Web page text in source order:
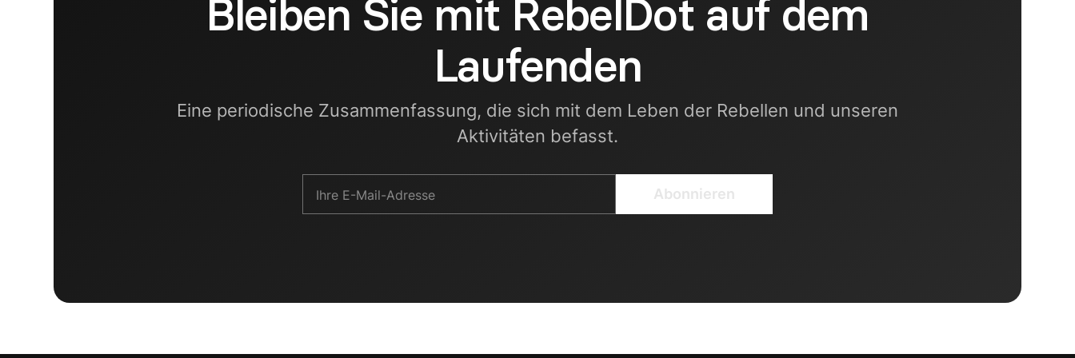
Bleiben Sie mit RebelDot auf dem
Laufenden
Eine periodische Zusammenfassung, die sich mit dem Leben der Rebellen und unseren
Aktivitäten befasst.